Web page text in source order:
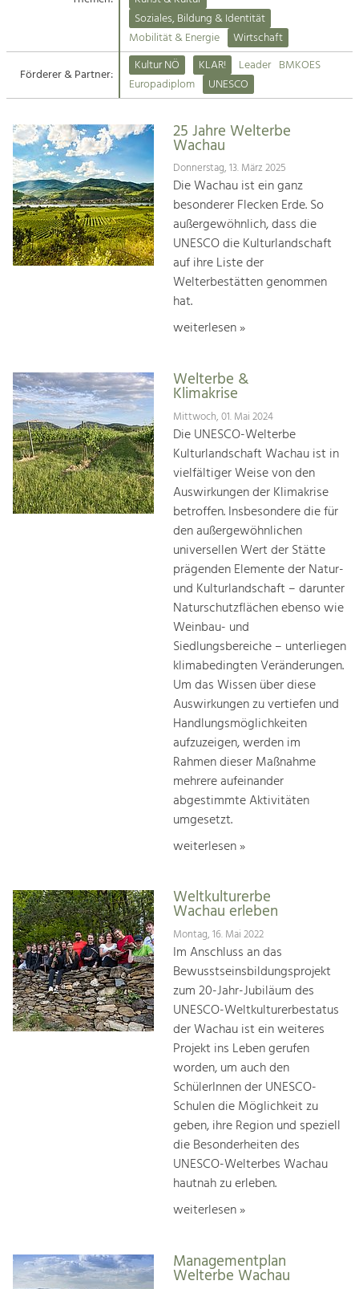
Suche
Impressum
Kontakt
Angebotsentwicklung und
Handwerk, Wissenschaft und Forschung.
Soziales, Bildung &
Identität
Gleichberechtigung, Jugend und
Integration
Mobilität & Energie
Klimawandel, öffentlicher Verkehr und
Steigerung regionaler Wertschöpfung
Soziales, Bildung & Identität
Mobilität & Energie
Wirtschaft
Förderer & Partner:
Kultur NÖ KLAR! Leader BMKOES
Europadiplom
UNESCO
25 Jahre Welterbe
Wachau
Donnerstag, 13. März 2025
Die Wachau ist ein ganz
besonderer Flecken Erde. So
außergewöhnlich, dass die
UNESCO die Kulturlandschaft
auf ihre Liste der
Welterbestätten genommen
hat.
weiterlesen »
Welterbe &
Klimakrise
Mittwoch, 01. Mai 2024
Die UNESCO-Welterbe
Kulturlandschaft Wachau ist in
vielfältiger Weise von den
Auswirkungen der Klimakrise
betroffen. Insbesondere die für
den außergewöhnlichen
universellen Wert der Stätte
prägenden Elemente der Natur-
und Kulturlandschaft – darunter
Naturschutzflächen ebenso wie
Weinbau- und
Siedlungsbereiche – unterliegen
klimabedingten Veränderungen.
Um das Wissen über diese
Auswirkungen zu vertiefen und
Handlungsmöglichkeiten
aufzuzeigen, werden im
Rahmen dieser Maßnahme
mehrere aufeinander
abgestimmte Aktivitäten
umgesetzt.
weiterlesen »
Weltkulturerbe
Wachau erleben
Montag, 16. Mai 2022
Im Anschluss an das
Bewusstseinsbildungsprojekt
zum 20-Jahr-Jubiläum des
UNESCO-Weltkulturerbestatus
der Wachau ist ein weiteres
Projekt ins Leben gerufen
worden, um auch den
SchülerInnen der UNESCO-
Schulen die Möglichkeit zu
geben, ihre Region und speziell
die Besonderheiten des
UNESCO-Welterbes Wachau
hautnah zu erleben.
weiterlesen »
Managementplan
Welterbe Wachau